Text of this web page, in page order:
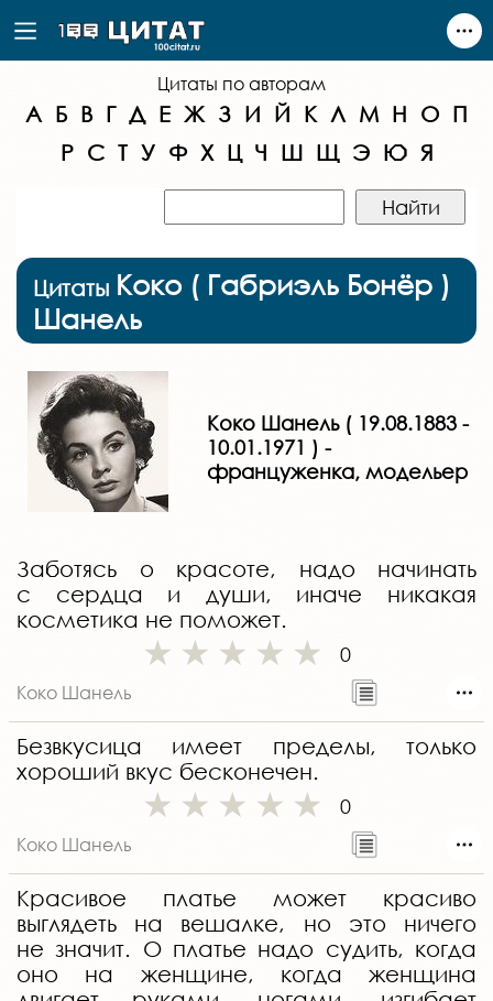
Цитаты по авторам
А Б В Г Д Е Ж З И Й К Л М Н О П
Р С Т У Ф Х Ц Ч Ш Щ Э Ю Я
Цитаты Коко ( Габриэль Бонёр )
Шанель
Коко Шанель ( 19.08.1883 -
10.01.1971 ) -
француженка, модельер
Заботясь о красоте, надо начинать
с сердца и души, иначе никакая
косметика не поможет.
0
Коко Шанель
Безвкусица имеет пределы, только
хороший вкус бесконечен.
0
Коко Шанель
Красивое платье может красиво
выглядеть на вешалке, но это ничего
не значит. О платье надо судить, когда
оно на женщине, когда женщина